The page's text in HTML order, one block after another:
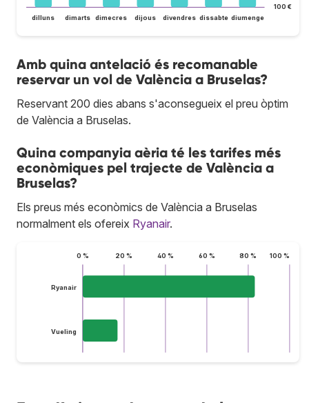
100 €
dilluns dimarts dimecres dijous divendres dissabte diumenge
Amb quina antelació és recomanable
reservar un vol de València a Bruselas?
Reservant 200 dies abans s'aconsegueix el preu òptim
de València a Bruselas.
Quina companyia aèria té les tarifes més
econòmiques pel trajecte de València a
Bruselas?
Els preus més econòmics de València a Bruselas
normalment els ofereix Ryanair.
0 % 20 % 40 % 60 % 80 % 100 %
Ryanair
Vueling